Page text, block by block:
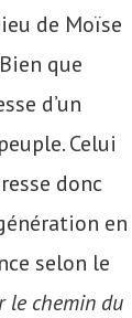
de Moïse
Bien que
d’un
Celui
donc
en
selon le
le chemin du